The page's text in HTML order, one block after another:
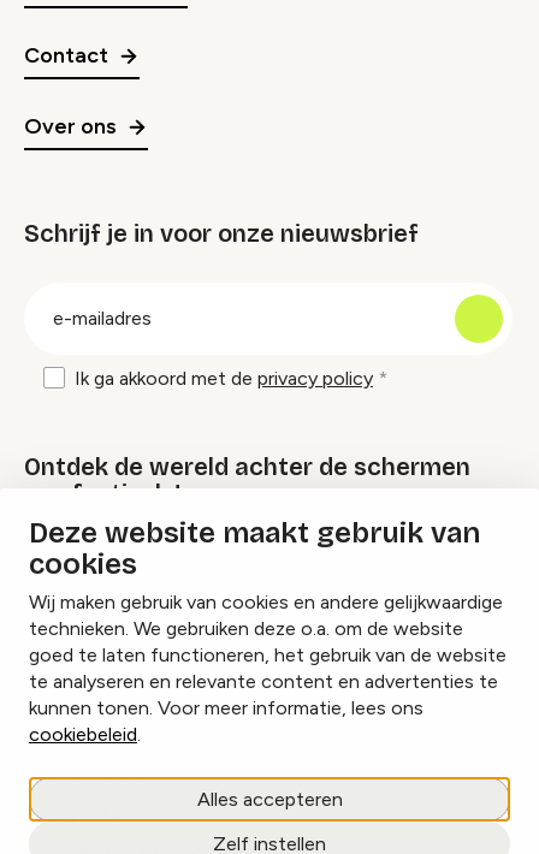
Deze website maakt gebruik van
cookies
Wij maken gebruik van cookies en andere gelijkwaardige
technieken. We gebruiken deze o.a. om de website
goed te laten functioneren, het gebruik van de website
te analyseren en relevante content en advertenties te
kunnen tonen. Voor meer informatie, lees ons
cookiebeleid.
Alles accepteren
Zelf instellen
Contact
Over ons
Schrijf je in voor onze nieuwsbrief
Ik ga akkoord met de privacy policy
Ontdek de wereld achter de schermen
van festivals!
Lees onze Festival Specials
InstagramFacebookLinkedIn
Cookies beheren
Privacy policy